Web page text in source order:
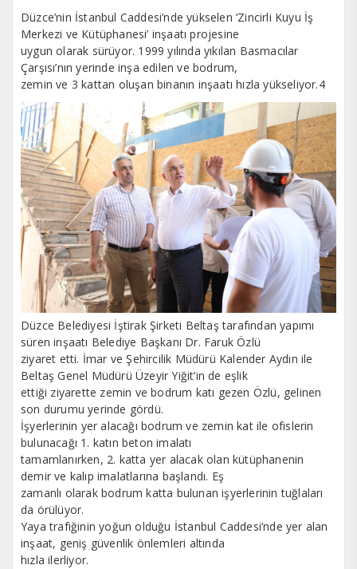
Düzce’nin İstanbul Caddesi’nde yükselen ‘Zincirli Kuyu İş
Merkezi ve Kütüphanesi’ inşaatı projesine
uygun olarak sürüyor. 1999 yılında yıkılan Basmacılar
Çarşısı’nın yerinde inşa edilen ve bodrum,
zemin ve 3 kattan oluşan binanın inşaatı hızla yükseliyor.4
Düzce Belediyesi İştirak Şirketi Beltaş tarafından yapımı
süren inşaatı Belediye Başkanı Dr. Faruk Özlü
ziyaret etti. İmar ve Şehircilik Müdürü Kalender Aydın ile
Beltaş Genel Müdürü Üzeyir Yiğit’in de eşlik
ettiği ziyarette zemin ve bodrum katı gezen Özlü, gelinen
son durumu yerinde gördü.
İşyerlerinin yer alacağı bodrum ve zemin kat ile ofislerin
bulunacağı 1. katın beton imalatı
tamamlanırken, 2. katta yer alacak olan kütüphanenin
demir ve kalıp imalatlarına başlandı. Eş
zamanlı olarak bodrum katta bulunan işyerlerinin tuğlaları
da örülüyor.
Yaya trafiğinin yoğun olduğu İstanbul Caddesi’nde yer alan
inşaat, geniş güvenlik önlemleri altında
hızla ilerliyor.